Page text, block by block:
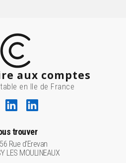
aux comptes
en Ile de France
trouver
Rue d'Erevan
LES MOULINEAUX